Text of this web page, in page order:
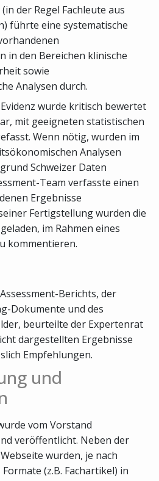
der Regel Fachleute aus
führte eine systematische
in den Bereichen klinische
sowie
Analysen durch.
wurde kritisch bewertet
mit geeigneten statistischen
Wenn nötig, wurden im
Analysen
Schweizer Daten
Team verfasste einen
Ergebnisse
Fertigstellung wurden die
im Rahmen eines
kommentieren.
Berichts, der
Dokumente und des
beurteilte der Expertenrat
dargestellten Ergebnisse
Empfehlungen.
und
vom Vorstand
veröffentlicht. Neben der
wurden, je nach
(z.B. Fachartikel) in